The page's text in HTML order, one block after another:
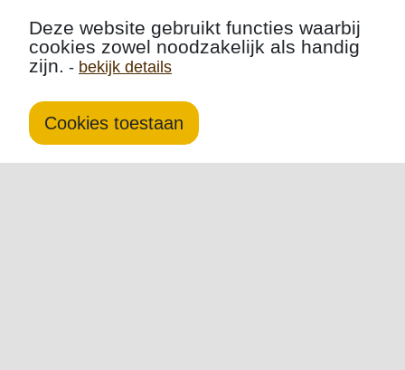
Deze website gebruikt functies waarbij
cookies zowel noodzakelijk als handig
zijn. - bekijk details
Cookies toestaan